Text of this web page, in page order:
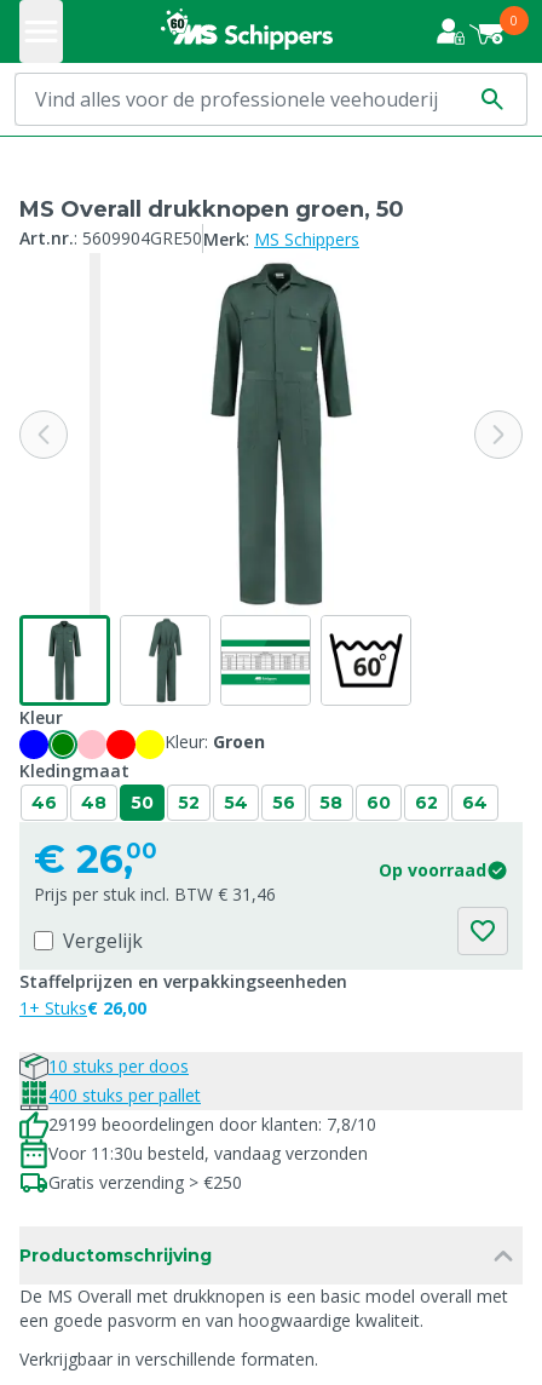
0
MS Overall drukknopen groen, 50
Art.nr.: 5609904GRE50Merk: MS Schippers
Kleur
Kleur: Groen
Kledingmaat
46 48 50 52 54 56 58 60 62 64
€ 26,00
Op voorraad
Prijs per stuk incl. BTW € 31,46
Vergelijk
Staffelprijzen en verpakkingseenheden
1+ Stuks€ 26,00
10 stuks per doos
400 stuks per pallet
29199 beoordelingen door klanten: 7,8/10
Voor 11:30u besteld, vandaag verzonden
Gratis verzending > €250
Productomschrijving
De MS Overall met drukknopen is een basic model overall met
een goede pasvorm en van hoogwaardige kwaliteit.
Verkrijgbaar in verschillende formaten.